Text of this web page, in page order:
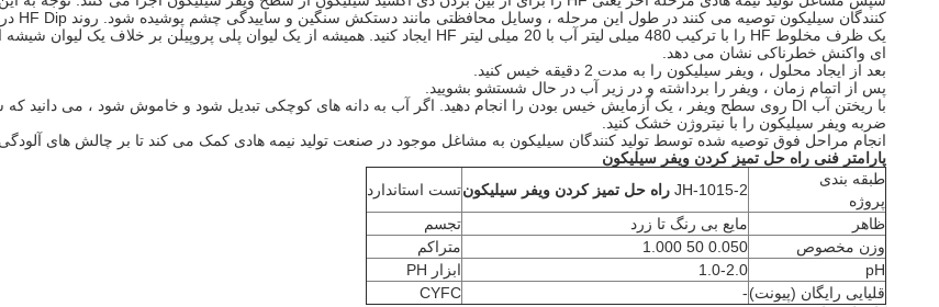
کنندگان سیلیکون توصیه می کنند در طول این مرحله ، وسایل محافظتی مانند دستکش سنگین و ساییدگی چشم پوشیده شود.
روند HF Dip در زیر شرح داده شده است:
یک ظرف مخلوط HF را با ترکیب 480 میلی لیتر آب با 20 میلی لیتر HF ایجاد کنید.
ای واکنش خطرناکی نشان می دهد.
بعد از ایجاد محلول ، ویفر سیلیکون را به مدت 2 دقیقه خیس کنید.
پس از اتمام زمان ، ویفر را برداشته و در زیر آب در حال شستشو بشویید.
با ریختن آب DI روی سطح ویفر ، یک آزمایش خیس بودن را انجام دهید.
اگر آب به دانه های کوچکی تبدیل شود و خاموش شود ، می دانید
ضربه ویفر سیلیکون را با نیتروژن خشک کنید.
انجام مراحل فوق توصیه شده توسط تولید کنندگان سیلیکون به مشاغل موجود در صنعت تولید نیمه هادی کمک می کند تا بر چالش های آلودگی
پارامتر فنی راه حل تمیز کردن ویفر سیلیکون
طبقه بندی
پروژه
JH-1015-2 راه حل تمیز کردن ویفر سیلیکونتست استاندارد
ظاهر
مایع بی رنگ تا زرد
تجسم
وزن مخصوص
0.050 50 1.000
متراکم
pH
1.0-2.0
ابزار PH
قلیایی رایگان (پیونت)-
CYFC